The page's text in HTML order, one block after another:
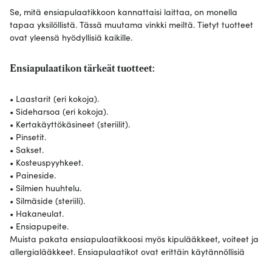
Se, mitä ensiapulaatikkoon kannattaisi laittaa, on monella
tapaa yksilöllistä. Tässä muutama vinkki meiltä. Tietyt tuotteet
ovat yleensä hyödyllisiä kaikille.
Ensiapulaatikon tärkeät tuotteet:
• Laastarit (eri kokoja).
• Sideharsoa (eri kokoja).
• Kertakäyttökäsineet (steriilit).
• Pinsetit.
• Sakset.
• Kosteuspyyhkeet.
• Paineside.
• Silmien huuhtelu.
• Silmäside (steriili).
• Hakaneulat.
• Ensiapupeite.
Muista pakata ensiapulaatikkoosi myös kipulääkkeet, voiteet ja
allergialääkkeet. Ensiapulaatikot ovat erittäin käytännöllisiä